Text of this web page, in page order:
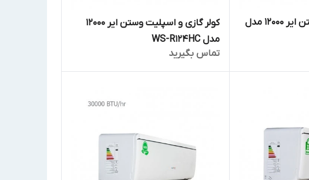
کولر گازی اینورتر وستن ایر 12000 مدل
کولر گازی و اسپلیت وستن ایر 12000
مدل WS-R124HC
تماس بگیرید